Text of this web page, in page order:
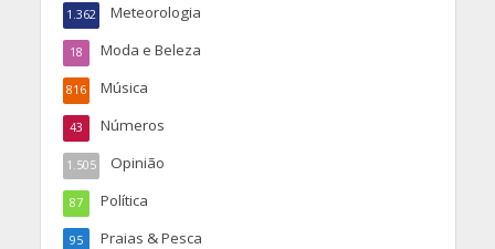
Meteorologia
1.362
Moda e Beleza
18
Música
816
Números
43
Opinião
1.505
Política
87
Praias & Pesca
95